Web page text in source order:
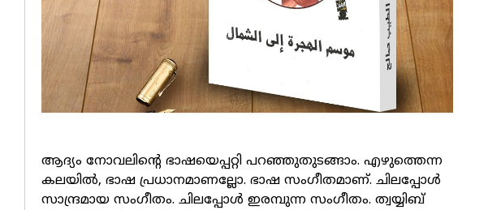
ആദ്യം നോവലിന്റെ ഭാഷയെപ്പറ്റി പറഞ്ഞുതുടങ്ങാം. എഴുത്തെന്ന
കലയിൽ, ഭാഷ പ്രധാനമാണല്ലോ. ഭാഷ സംഗീതമാണ്. ചിലപ്പോൾ
സാന്ദ്രമായ സംഗീതം. ചിലപ്പോൾ ഇരമ്പുന്ന സംഗീതം. ത്വയ്യിബ്